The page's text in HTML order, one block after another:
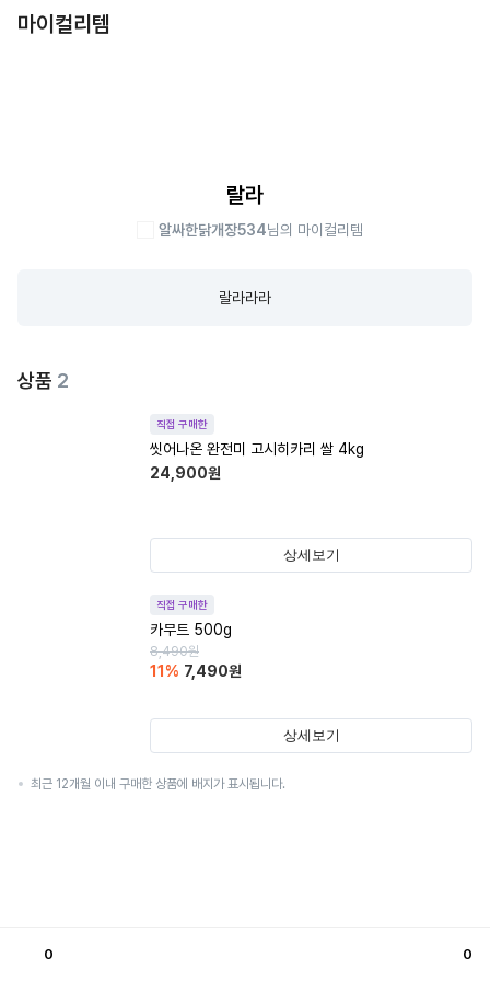
마이컬리템
랄라
알싸한닭개장534님의 마이컬리템
랄라라라
상품 2
직접 구매한
씻어나온 완전미 고시히카리 쌀 4kg
24,900원
상세보기
직접 구매한
카무트 500g
8,490원
11 % 7,490원
상세보기
최근 12개월 이내 구매한 상품에 배지가 표시됩니다.
0 0